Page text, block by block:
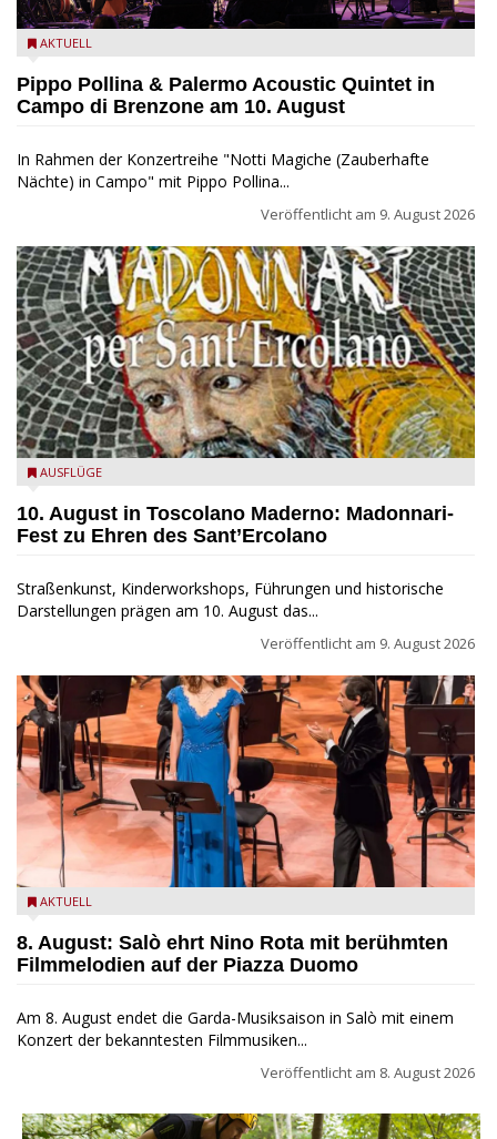
Pippo Pollina im Konzert mit dem Palermo Acoustic Quintet
AKTUELL
Pippo Pollina & Palermo Acoustic Quintet in
Campo di Brenzone am 10. August
In Rahmen der Konzertreihe "Notti Magiche (Zauberhafte
Nächte) in Campo" mit Pippo Pollina...
Veröffentlicht am 9. August 2026
Toscolano Maderno: "Madonnari per Sant'Ercolano"
AUSFLÜGE
10. August in Toscolano Maderno: Madonnari-
Fest zu Ehren des Sant’Ercolano
Straßenkunst, Kinderworkshops, Führungen und historische
Darstellungen prägen am 10. August das...
Veröffentlicht am 9. August 2026
Estate Musicale del Garda: Salò ehrt Nino Rota
AKTUELL
8. August: Salò ehrt Nino Rota mit berühmten
Filmmelodien auf der Piazza Duomo
Am 8. August endet die Garda-Musiksaison in Salò mit einem
Konzert der bekanntesten Filmmusiken...
Veröffentlicht am 8. August 2026